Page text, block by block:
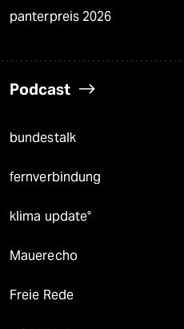
panterpreis 2026
Podcast
bundestalk
fernverbindung
klima update°
Mauerecho
Freie Rede